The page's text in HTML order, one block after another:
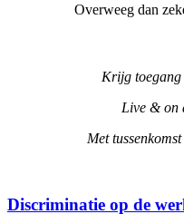
Overweeg dan
Krijg
Live & on
Met
Discriminatie op de